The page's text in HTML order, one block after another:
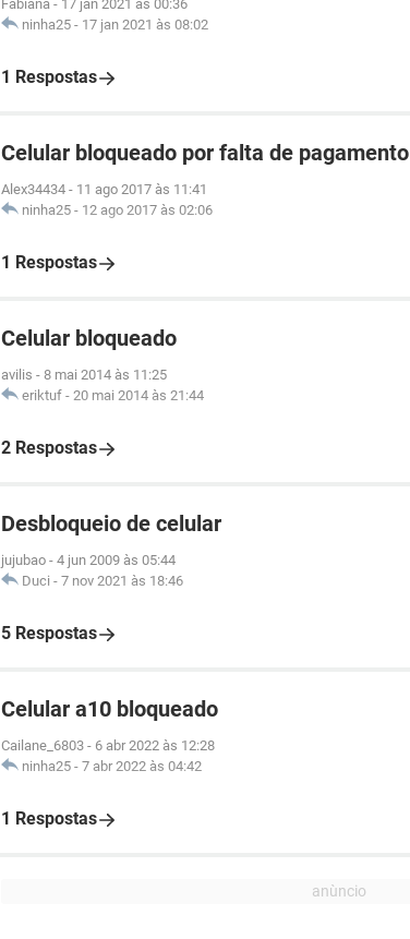
Fabiana - 17 jan 2021 às 00:36
ninha25 - 17 jan 2021 às 08:02
1 Respostas
Celular bloqueado por falta de pagamento
Alex34434 - 11 ago 2017 às 11:41
ninha25 - 12 ago 2017 às 02:06
1 Respostas
Celular bloqueado
avilis - 8 mai 2014 às 11:25
eriktuf - 20 mai 2014 às 21:44
2 Respostas
Desbloqueio de celular
jujubao - 4 jun 2009 às 05:44
Duci - 7 nov 2021 às 18:46
5 Respostas
Celular a10 bloqueado
Cailane_6803 - 6 abr 2022 às 12:28
ninha25 - 7 abr 2022 às 04:42
1 Respostas